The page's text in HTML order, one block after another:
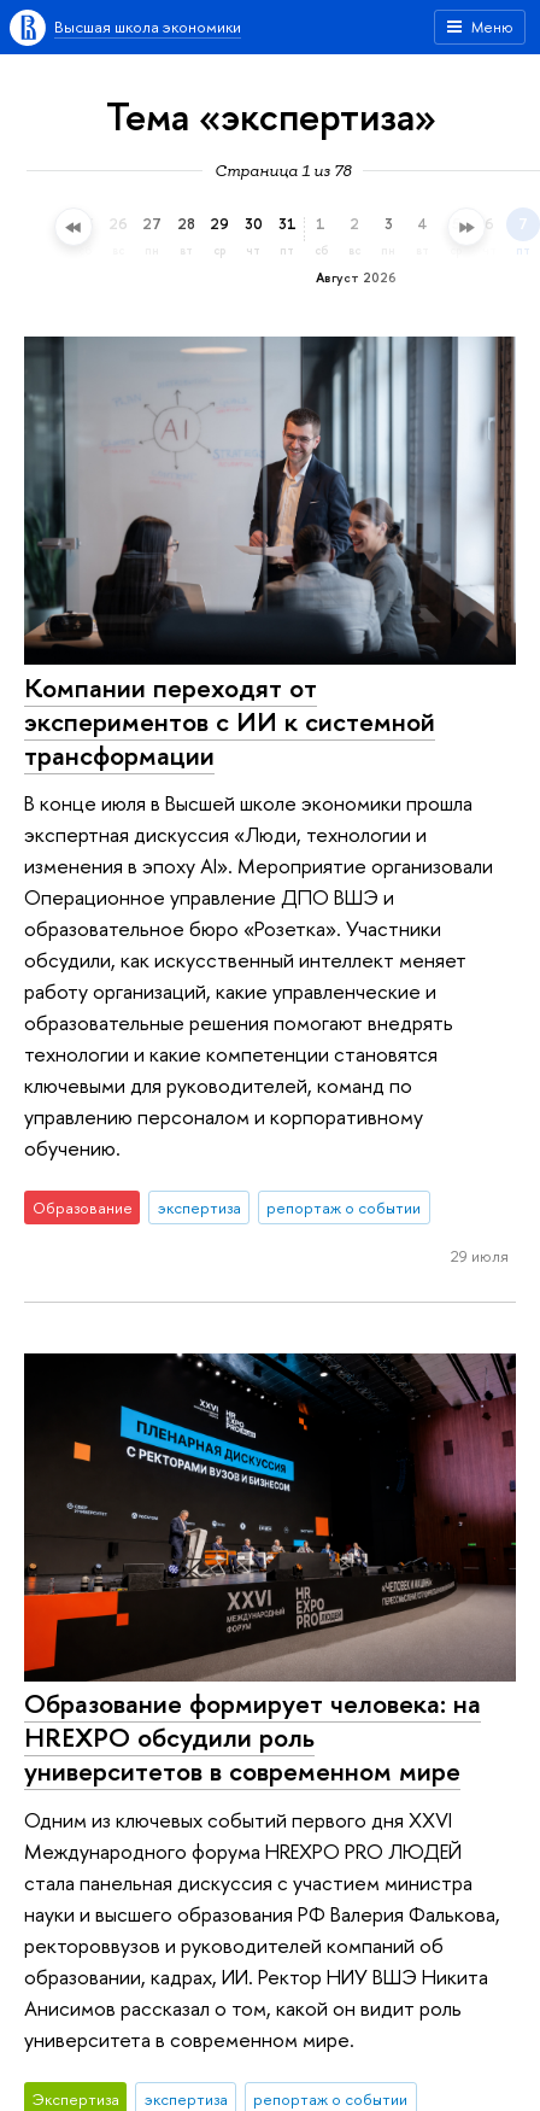
Меню
Высшая школа экономики
Тема «экспертиза»
Страница 1 из 78
25 26 27 28
вт
29
ср
30
чт
31
пт
Август 2026
1
сб
2
вс
3 4 5 6 7
пт
Компании переходят от
экспериментов с ИИ к системной
трансформации
В конце июля в Высшей школе экономики прошла
экспертная дискуссия «Люди, технологии и
изменения в эпоху AI». Мероприятие организовали
Операционное управление ДПО ВШЭ и
образовательное бюро «Розетка». Участники
обсудили, как искусственный интеллект меняет
работу организаций, какие управленческие и
образовательные решения помогают внедрять
технологии и какие компетенции становятся
ключевыми для руководителей, команд по
управлению персоналом и корпоративному
обучению.
Образование экспертиза репортаж о событии
29 июля
Образование формирует человека: на
HREXPO обсудили роль
университетов в современном мире
Одним из ключевых событий первого дня XXVI
Международного форума HREXPO PRO ЛЮДЕЙ
стала панельная дискуссия с участием министра
науки и высшего образования РФ Валерия Фалькова,
ректороввузов и руководителей компаний об
образовании, кадрах, ИИ. Ректор НИУ ВШЭ Никита
Анисимов рассказал о том, какой он видит роль
университета в современном мире.
Экспертиза экспертиза
репортаж о событии